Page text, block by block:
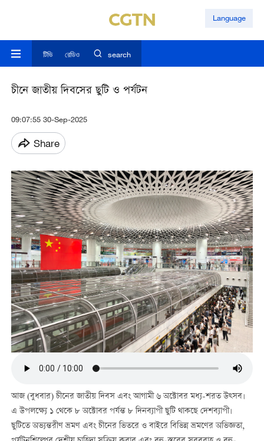
Language
টিভি রেডিও search
চীনে জাতীয় দিবসের ছুটি ও পর্যটন
09:07:55 30-Sep-2025
Share
আজ (বুধবার) চীনের জাতীয় দিবস এবং আগামী ৬ অক্টোবর মধ্য-শরত উত্সব।
এ উপলক্ষ্যে ১ থেকে ৮ অক্টোবর পর্যন্ত ৮ দিনব্যাপী ছুটি থাকছে দেশব্যাপী।
ছুটিতে অভ্যন্তরীণ ভ্রমণ এবং চীনের ভিতরে ও বাইরে বিভিন্ন ভ্রমণের অভিজ্ঞতা,